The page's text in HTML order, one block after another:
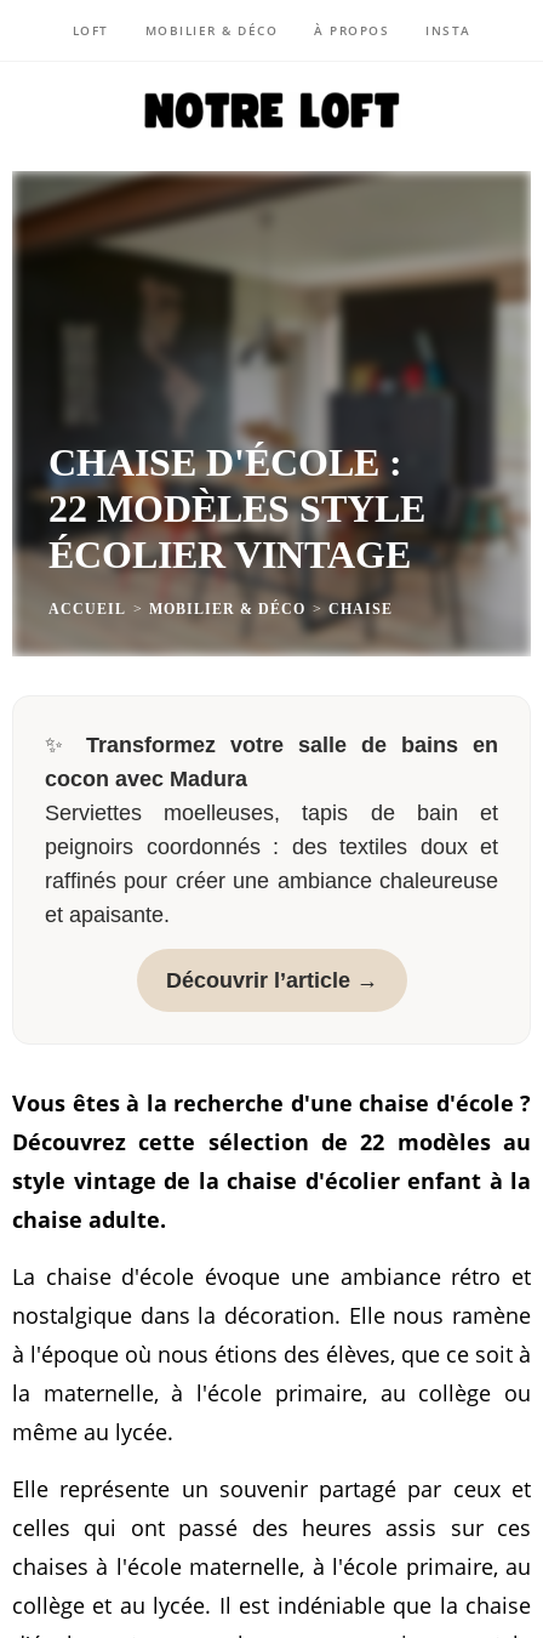
LOFT MOBILIER & DÉCO À PROPOS INSTA
CHAISE D'ÉCOLE :
22 MODÈLES STYLE
ÉCOLIER VINTAGE
ACCUEIL > MOBILIER & DÉCO > CHAISE
✨ Transformez votre salle de bains en
cocon avec Madura
Serviettes moelleuses, tapis de bain et
peignoirs coordonnés : des textiles doux et
raffinés pour créer une ambiance chaleureuse
et apaisante.
Découvrir l’article →
Vous êtes à la recherche d'une chaise d'école ?
Découvrez cette sélection de 22 modèles au
style vintage de la chaise d'écolier enfant à la
chaise adulte.
La chaise d'école évoque une ambiance rétro et
nostalgique dans la décoration. Elle nous ramène
à l'époque où nous étions des élèves, que ce soit à
la maternelle, à l'école primaire, au collège ou
même au lycée.
Elle représente un souvenir partagé par ceux et
celles qui ont passé des heures assis sur ces
chaises à l'école maternelle, à l'école primaire, au
collège et au lycée. Il est indéniable que la chaise